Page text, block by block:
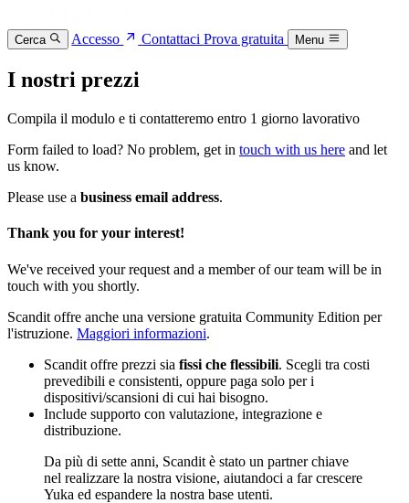
Cerca Accesso ContattaciProva gratuita Menu
I nostri prezzi
Compila il modulo e ti contatteremo entro 1 giorno lavorativo
Form failed to load? No problem, get in touch with us here and let
us know.
Please use a business email address.
Thank you for your interest!
We've received your request and a member of our team will be in
touch with you shortly.
Scandit offre anche una versione gratuita Community Edition per
l'istruzione. Maggiori informazioni.
Scandit offre prezzi sia fissi che flessibili. Scegli tra costi
prevedibili e consistenti, oppure paga solo per i
dispositivi/scansioni di cui hai bisogno.
Include supporto con valutazione, integrazione e
distribuzione.
Da più di sette anni, Scandit è stato un partner chiave
nel realizzare la nostra visione, aiutandoci a far crescere
Yuka ed espandere la nostra base utenti.